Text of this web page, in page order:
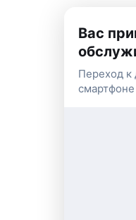
Вас
Переход к
смартфоне